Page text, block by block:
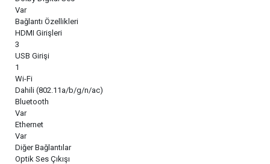
Var
Bağlantı Özellikleri
HDMI Girişleri
3
USB Girişi
1
Wi-Fi
Dahili (802.11a/b/g/n/ac)
Bluetooth
Var
Ethernet
Var
Diğer Bağlantılar
Optik Ses Çıkışı